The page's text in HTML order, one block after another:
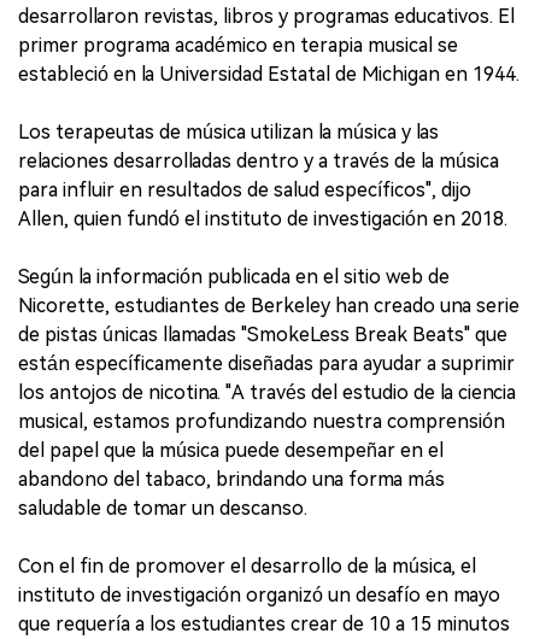
desarrollaron revistas, libros y programas educativos. El
primer programa académico en terapia musical se
estableció en la Universidad Estatal de Michigan en 1944.
Los terapeutas de música utilizan la música y las
relaciones desarrolladas dentro y a través de la música
para influir en resultados de salud específicos", dijo
Allen, quien fundó el instituto de investigación en 2018.
Según la información publicada en el sitio web de
Nicorette, estudiantes de Berkeley han creado una serie
de pistas únicas llamadas "SmokeLess Break Beats" que
están específicamente diseñadas para ayudar a suprimir
los antojos de nicotina. "A través del estudio de la ciencia
musical, estamos profundizando nuestra comprensión
del papel que la música puede desempeñar en el
abandono del tabaco, brindando una forma más
saludable de tomar un descanso.
Con el fin de promover el desarrollo de la música, el
instituto de investigación organizó un desafío en mayo
que requería a los estudiantes crear de 10 a 15 minutos